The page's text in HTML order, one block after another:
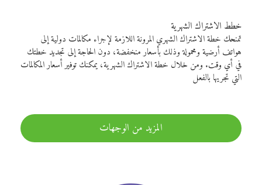
خطط الاشتراك الشهرية
تمنحك خطة الاشتراك الشهري المرونة اللازمة لإجراء مكالمات دولية إلى
هواتف أرضية ومحمولة وذلك بأسعار منخفضة، دون الحاجة إلى تجديد خطتك
في أي وقت. ومن خلال خطة الاشتراك الشهرية، يمكنك توفير أسعار المكالمات
التي تجريها بالفعل
المزيد من الوجهات